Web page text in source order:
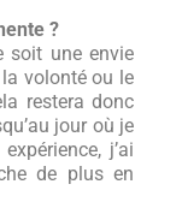
?
soit une envie
la volonté ou le
restera donc
jour où je
j’ai
de plus en